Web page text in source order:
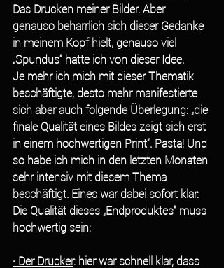
Das Drucken meiner Bilder. Aber
genauso beharrlich sich dieser Gedanke
in meinem Kopf hielt, genauso viel
„Spundus“ hatte ich von dieser Idee.
Je mehr ich mich mit dieser Thematik
beschäftigte, desto mehr manifestierte
sich aber auch folgende Überlegung: „die
finale Qualität eines Bildes zeigt sich erst
in einem hochwertigen Print“. Pasta! Und
so habe ich mich in den letzten Monaten
sehr intensiv mit diesem Thema
beschäftigt. Eines war dabei sofort klar:
Die Qualität dieses „Endproduktes“ muss
hochwertig sein:
· Der Drucker: hier war schnell klar, dass